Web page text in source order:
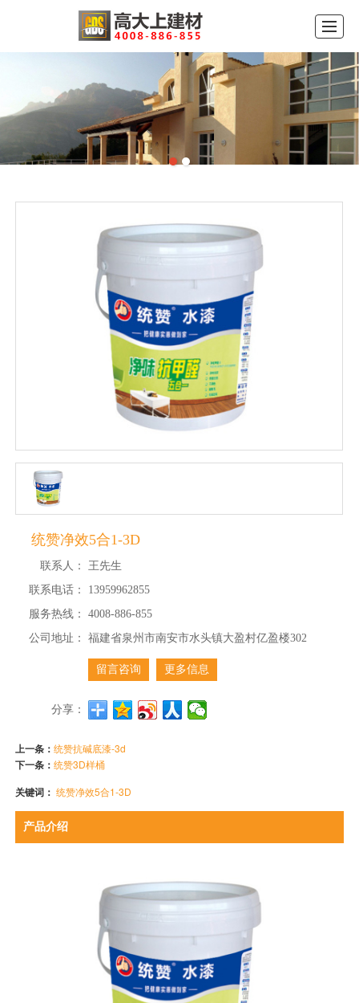
品牌中心 新闻动态 留言反馈 联系我们
统赞净效5合1-3D
联系人：
王先生
联系电话：
13959962855
服务热线：
4008-886-855
公司地址：
福建省泉州市南安市水头镇大盈村亿盈楼302
留言咨询 更多信息
分享：
上一条：统赞抗碱底漆-3d
下一条：统赞3D样桶
关键词：统赞净效5合1-3D
产品介绍